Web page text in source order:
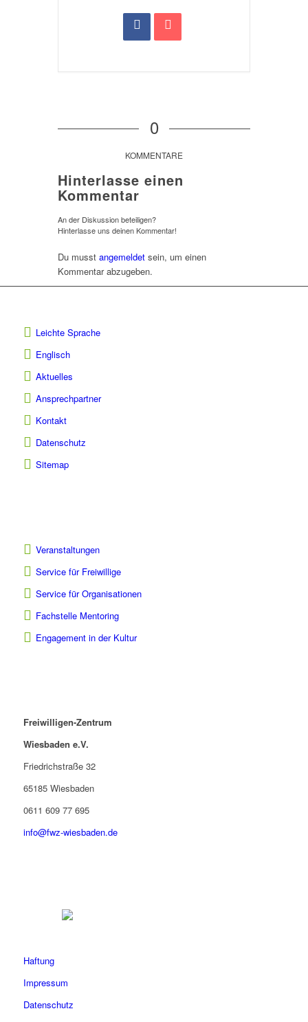
0
KOMMENTARE
Hinterlasse einen
Kommentar
An der Diskussion beteiligen?
Hinterlasse uns deinen Kommentar!
Du musst angemeldet sein, um einen
Kommentar abzugeben.
Leichte Sprache
Englisch
Aktuelles
Ansprechpartner
Kontakt
Datenschutz
Sitemap
Veranstaltungen
Service für Freiwillige
Service für Organisationen
Fachstelle Mentoring
Engagement in der Kultur
Freiwilligen-Zentrum
Wiesbaden e.V.
Friedrichstraße 32
65185 Wiesbaden
0611 609 77 695
info@fwz-wiesbaden.de
Haftung
Impressum
Datenschutz